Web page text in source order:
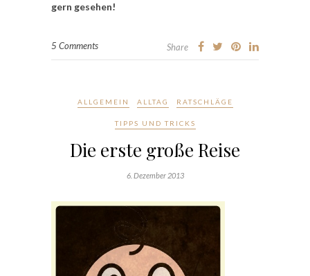
gern gesehen!
5 Comments Share
ALLGEMEIN ALLTAG RATSCHLÄGE
TIPPS UND TRICKS
Die erste große Reise
6. Dezember 2013